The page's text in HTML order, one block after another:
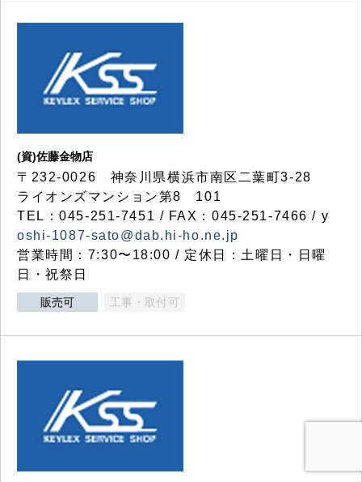
(資)佐藤金物店
〒232-0026 神奈川県横浜市南区二葉町3-28
ライオンズマンション第8 101
TEL：045-251-7451 / FAX：045-251-7466 / y
oshi-1087-sato@dab.hi-ho.ne.jp
営業時間：7:30〜18:00 / 定休日：土曜日・日曜
日・祝祭日
販売可 工事・取付可